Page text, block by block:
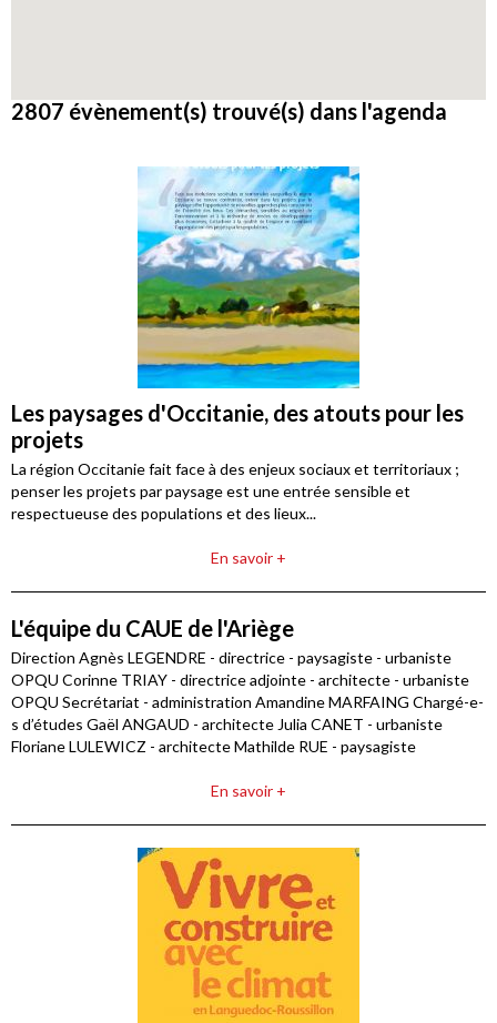
2807 évènement(s) trouvé(s) dans l'agenda
Les paysages d'Occitanie, des atouts pour les
projets
La région Occitanie fait face à des enjeux sociaux et territoriaux ;
penser les projets par paysage est une entrée sensible et
respectueuse des populations et des lieux...
En savoir +
L'équipe du CAUE de l'Ariège
Direction Agnès LEGENDRE - directrice - paysagiste - urbaniste
OPQU Corinne TRIAY - directrice adjointe - architecte - urbaniste
OPQU Secrétariat - administration Amandine MARFAING Chargé-e-
s d’études Gaël ANGAUD - architecte Julia CANET - urbaniste
Floriane LULEWICZ - architecte Mathilde RUE - paysagiste
En savoir +